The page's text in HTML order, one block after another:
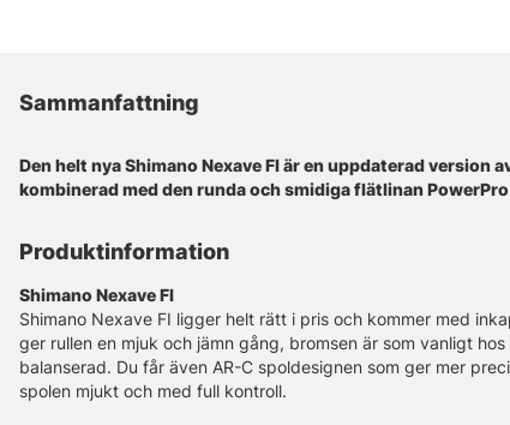
Sammanfattning
Den helt nya Shimano Nexave FI är en uppdaterad version
kombinerad med den runda och smidiga flätlinan
Produktinformation
Shimano Nexave FI
Shimano Nexave FI ligger helt rätt i pris och kommer med
ger rullen en mjuk och jämn gång, bromsen är som vanligt
balanserad. Du får även AR-C spoldesignen som ger mer
spolen mjukt och med full kontroll.